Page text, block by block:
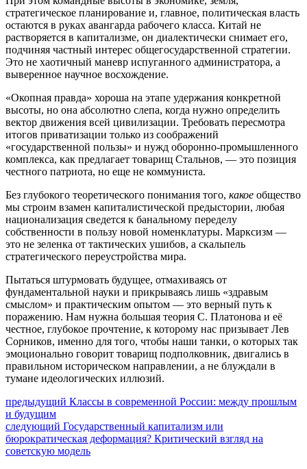
стратегическое планирование и, главное, политическая власть
остаются в руках авангарда рабочего класса. Китай не
растворяется в капитализме, он диалектически снимает его,
подчиняя частный интерес общегосударственной стратегии.
Это не хаотичный маневр испуганного администратора, а
выверенное научное восхождение.
«Окопная правда» хороша на этапе удержания конкретной
высоты, но она абсолютно слепа, когда нужно определить
вектор движения всей цивилизации. Требовать пересмотра
итогов приватизации только из соображений
«государственной пользы» и нужд оборонно-промышленного
комплекса, как предлагает товарищ Стальнов, — это позиция
честного патриота, но еще не коммуниста.
Без глубокого теоретического понимания того, какое общество
мы строим взамен капиталистической предыстории, любая
национализация сведется к банальному переделу
собственности в пользу новой номенклатуры. Марксизм —
это не зеленка от тактических ушибов, а скальпель
стратегического переустройства мира.
Пытаться штурмовать будущее, отмахиваясь от
фундаментальной науки и прикрываясь лишь «здравым
смыслом» и практическим опытом — это верный путь к
поражению. Нам нужна большая теория С. Платонова и её
честное, глубокое прочтение, к которому нас призывает Лев
Сорников, именно для того, чтобы наши танки, о которых так
эмоционально говорит товарищ подполковник, двигались в
правильном историческом направлении, а не блуждали в
тумане идеологических иллюзий.
Навигация
по
записям
предыдущий Предыдущий
Классы в современной России: между прошлым
и будущим
следующий Следующее
сообщение:
Государственный капитализм или
бюрократическая деформация? Критический взгляд на
советскую модель